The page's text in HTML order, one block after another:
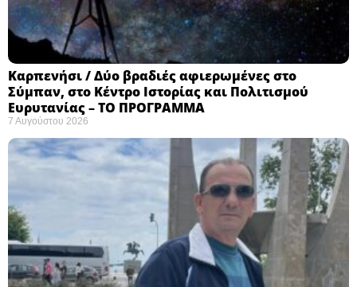
Καρπενήσι / Δύο βραδιές αφιερωμένες στο
Σύμπαν, στο Κέντρο Ιστορίας και Πολιτισμού
Ευρυτανίας – ΤΟ ΠΡΟΓΡΑΜΜΑ
7 Αυγούστου 2026